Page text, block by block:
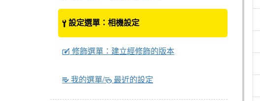
B 設定選單：相機設定
N 修飾選單：建立經修飾的版本
O 我的選單/m 最近的設定